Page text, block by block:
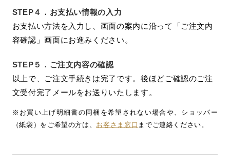
STEP４． お支払い情報の入力
お支払い方法を入力し、画面の案内に沿って「ご注文内
容確認」画面にお進みください。
STEP５． ご注文内容の確認
以上で、ご注文手続きは完了です。後ほどご確認のご注
文受付完了メールをお送りいたします。
※お買い上げ明細書の同梱を希望されない場合や、ショッパー
（紙袋）をご希望の方は、 お客さま窓口 までご連絡ください。